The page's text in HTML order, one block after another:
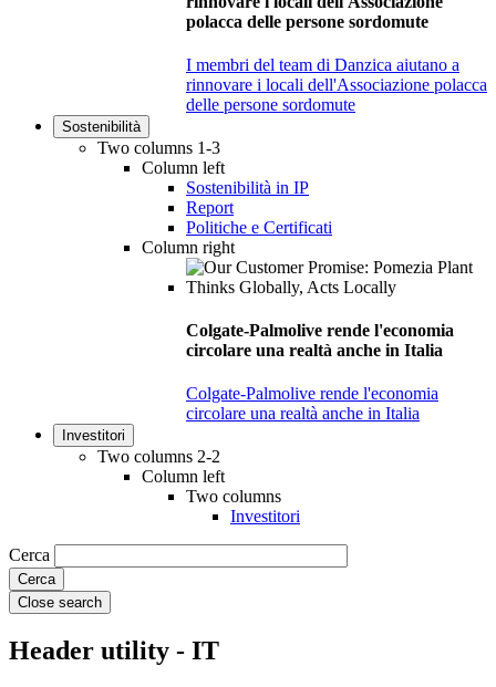
polacca delle persone sordomute
I membri del team di Danzica aiutano a
rinnovare i locali dell'Associazione polacca
delle persone sordomute
Sostenibilità
Two columns 1-3
Column left
Sostenibilità in IP
Report
Politiche e Certificati
Column right
Colgate-Palmolive rende l'economia
circolare una realtà anche in Italia
Colgate-Palmolive rende l'economia
circolare una realtà anche in Italia
Investitori
Two columns 2-2
Column left
Two columns
Investitori
Cerca
Close search
Header utility - IT